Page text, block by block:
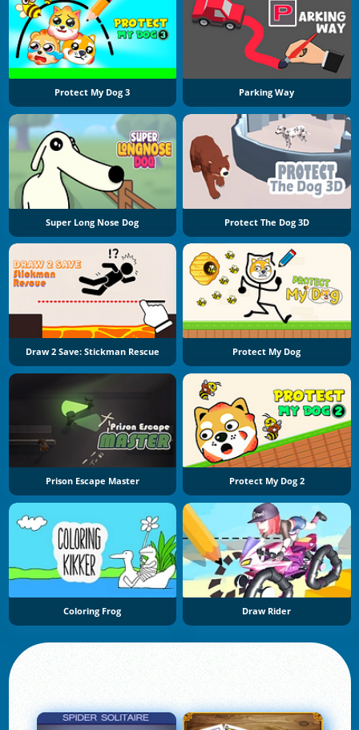
Protect My Dog 3 Parking Way
Super Long Nose Dog Protect The Dog 3D
Draw 2 Save: Stickman Rescue Protect My Dog
Prison Escape Master Protect My Dog 2
Coloring Frog Draw Rider